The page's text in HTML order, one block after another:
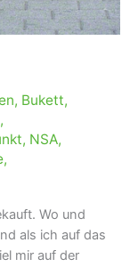
, Bukett,
,
, NSA,
,
Wo und
als ich auf das
mir auf der